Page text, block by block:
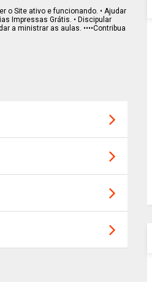
o Site ativo e funcionando. • Ajudar
Impressas Grátis. • Discipular
a ministrar as aulas. ••••Contribua